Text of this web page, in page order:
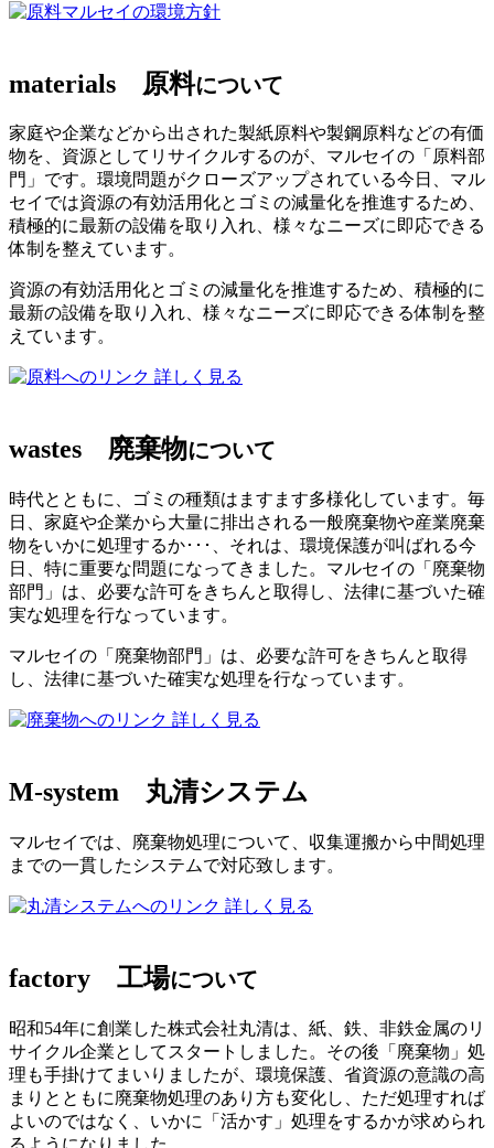
マルセイの環境方針
materials 原料について
家庭や企業などから出された製紙原料や製鋼原料などの有価
物を、資源としてリサイクルするのが、マルセイの「原料部
門」です。環境問題がクローズアップされている今日、マル
セイでは資源の有効活用化とゴミの減量化を推進するため、
積極的に最新の設備を取り入れ、様々なニーズに即応できる
体制を整えています。
資源の有効活用化とゴミの減量化を推進するため、積極的に
最新の設備を取り入れ、様々なニーズに即応できる体制を整
えています。
詳しく見る
wastes 廃棄物について
時代とともに、ゴミの種類はますます多様化しています。毎
日、家庭や企業から大量に排出される一般廃棄物や産業廃棄
物をいかに処理するか･･･、それは、環境保護が叫ばれる今
日、特に重要な問題になってきました。マルセイの「廃棄物
部門」は、必要な許可をきちんと取得し、法律に基づいた確
実な処理を行なっています。
マルセイの「廃棄物部門」は、必要な許可をきちんと取得
し、法律に基づいた確実な処理を行なっています。
詳しく見る
M-system 丸清システム
マルセイでは、廃棄物処理について、収集運搬から中間処理
までの一貫したシステムで対応致します。
詳しく見る
factory 工場について
昭和54年に創業した株式会社丸清は、紙、鉄、非鉄金属のリ
サイクル企業としてスタートしました。その後「廃棄物」処
理も手掛けてまいりましたが、環境保護、省資源の意識の高
まりとともに廃棄物処理のあり方も変化し、ただ処理すれば
よいのではなく、いかに「活かす」処理をするかが求められ
るようになりました。